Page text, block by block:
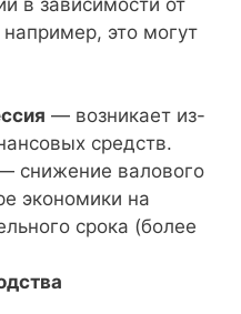
например, это могут
— возникает из-
средств.
снижение валового
экономики на
срока (более